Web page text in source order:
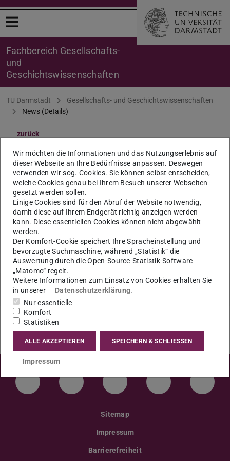
Menü öffnen
Fachbereich Gesellschafts-
und
Geschichtswissenschaften
Sie befinden sich hier:
TU Darmstadt
Gesellschafts- und Geschichtswissenschaften
News (Details)
zurück
Promotionsausschuss:
Sitzung am 14. März 2024
im Umlaufverfahren
14.03.2024
Unterlagen müssen spätestens 21 Tage vorher
eingereicht werden.
LinkedIn-Seite der TU Darmstadt
Instagram-Kanal der TU
Bluesky-Kanal der TU
Facebook-
Sitemap
Impressum
Barrierefreiheit
Wir möchten die Informationen und das Nutzungserlebnis auf
dieser Webseite an Ihre Bedürfnisse anpassen. Deswegen
verwenden wir sog. Cookies. Sie können selbst entscheiden,
welche Cookies genau bei Ihrem Besuch unserer Webseiten
gesetzt werden sollen.
Einige Cookies sind für den Abruf der Website notwendig,
damit diese auf Ihrem Endgerät richtig anzeigen werden
kann. Diese essentiellen Cookies können nicht abgewählt
werden.
Der Komfort-Cookie speichert Ihre Spracheinstellung und
bevorzugte Suchmaschine, während „Statistik“ die
Auswertung durch die Open-Source-Statistik-Software
„Matomo“ regelt.
Weitere Informationen zum Einsatz von Cookies erhalten Sie
in unserer
Datenschutzerklärung.
Nur essentielle
Komfort
Statistiken
ALLE AKZEPTIEREN SPEICHERN & SCHLIESSEN
Impressum